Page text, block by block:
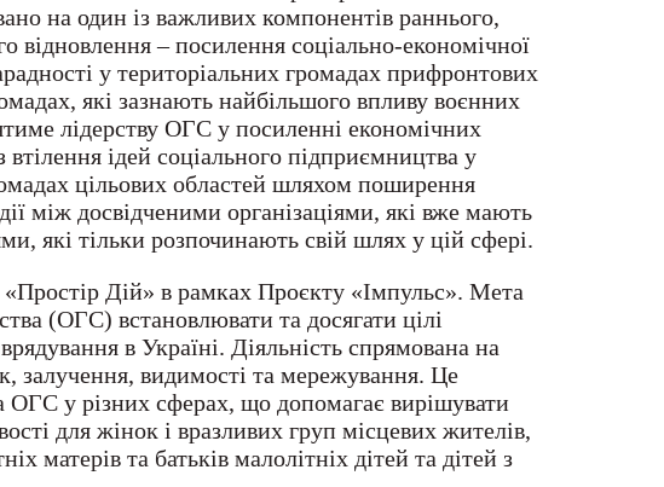
на один із важливих компонентів раннього,
відновлення – посилення соціально-економічної
у територіальних громадах прифронтових
які зазнають найбільшого впливу воєнних
лідерству ОГС у посиленні економічних
ідей соціального підприємництва у
цільових областей шляхом поширення
між досвідченими організаціями, які вже мають
які тільки розпочинають свій шлях у цій сфері.
Дій» в рамках Проєкту «Імпульс». Мета
(ОГС) встановлювати та досягати цілі
в Україні. Діяльність спрямована на
залучення, видимості та мережування. Це
ОГС у різних сферах, що допомагає вирішувати
для жінок і вразливих груп місцевих жителів,
матерів та батьків малолітніх дітей та дітей з